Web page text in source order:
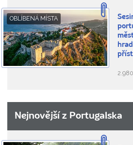
OBLÍBENÁ MÍSTA
Nejnovější z Portugalska